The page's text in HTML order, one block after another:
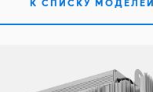
К СПИСКУ МОДЕЛЕЙ